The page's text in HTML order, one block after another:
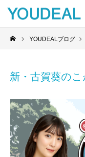
YOUDEALブログ
新・古賀葵のこ